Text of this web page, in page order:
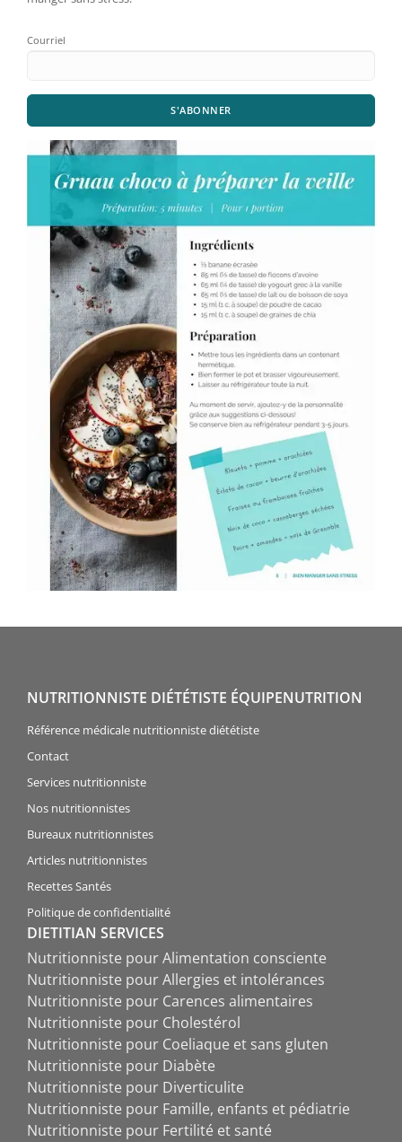
Courriel
S'ABONNER
NUTRITIONNISTE DIÉTÉTISTE ÉQUIPENUTRITION
Référence médicale nutritionniste diététiste
Contact
Services nutritionniste
Nos nutritionnistes
Bureaux nutritionnistes
Articles nutritionnistes
Recettes Santés
Politique de confidentialité
DIETITIAN SERVICES
Nutritionniste pour Alimentation consciente
Nutritionniste pour Allergies et intolérances
Nutritionniste pour Carences alimentaires
Nutritionniste pour Cholestérol
Nutritionniste pour Coeliaque et sans gluten
Nutritionniste pour Diabète
Nutritionniste pour Diverticulite
Nutritionniste pour Famille, enfants et pédiatrie
Nutritionniste pour Fertilité et santé